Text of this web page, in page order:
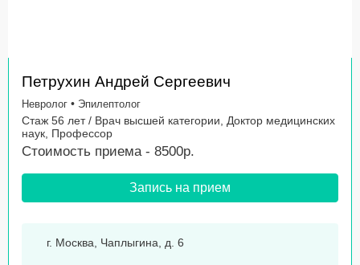
Петрухин Андрей Сергеевич
Невролог • Эпилептолог
Стаж 56 лет / Врач высшей категории, Доктор медицинских
наук, Профессор
Стоимость приема - 8500р.
Запись на прием
г. Москва, Чаплыгина, д. 6